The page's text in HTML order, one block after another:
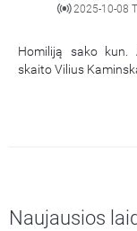
2025-10-08
Homiliją sako kun.
skaito Vilius
Naujausios